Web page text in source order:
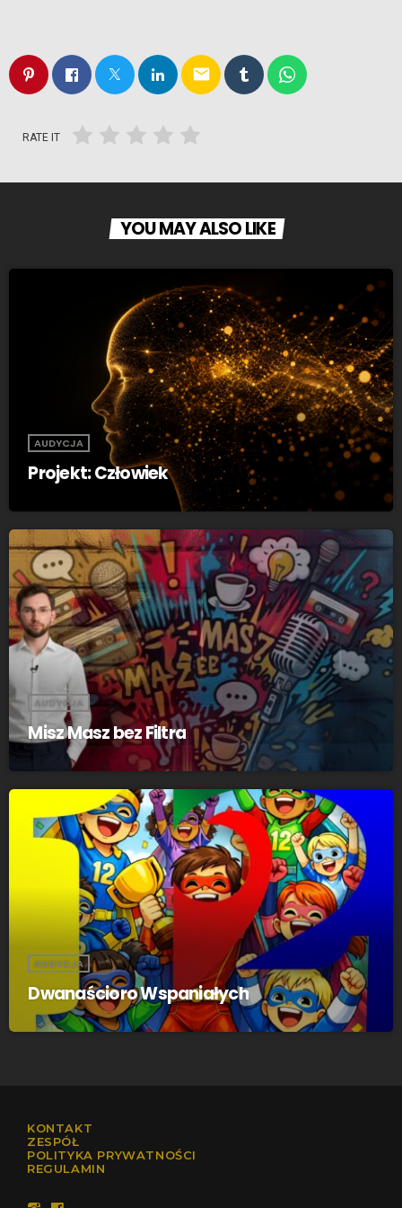
email
RATE IT
YOU MAY ALSO LIKE
AUDYCJA
Projekt: Człowiek
AUDYCJA
Misz Masz bez Filtra
AUDYCJA
Dwanaścioro Wspaniałych
KONTAKT
ZESPÓŁ
POLITYKA PRYWATNOŚCI
REGULAMIN